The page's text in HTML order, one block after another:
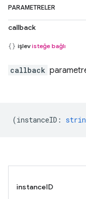
PARAMETRELER
callback
işlevisteğe bağlı
callback
(instanceID :
instanceID